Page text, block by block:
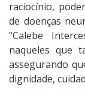
raciocínio,
de doenças
“Calebe
naqueles que
assegurando
dignidade,